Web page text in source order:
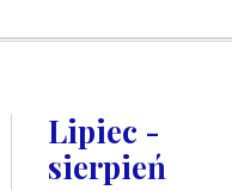
Lipiec -
sierpień